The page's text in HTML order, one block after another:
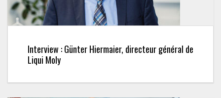
Interview : Günter Hiermaier, directeur général de
Liqui Moly